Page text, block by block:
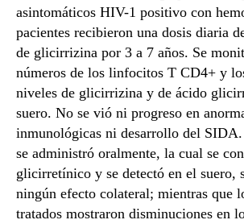
asintomáticos HIV-1 positivo con
pacientes recibieron una dosis diaria
de glicirrizina por 3 a 7 años. Se
números de los linfocitos T CD4+ y
niveles de glicirrizina y de ácido
suero. No se vió ni progreso en
inmunológicas ni desarrollo del
se administró oralmente, la cual se
glicirretínico y se detectó en el suero,
ningún efecto colateral; mientras que
tratados mostraron disminuciones en